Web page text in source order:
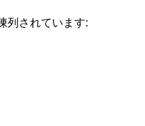
列されています: